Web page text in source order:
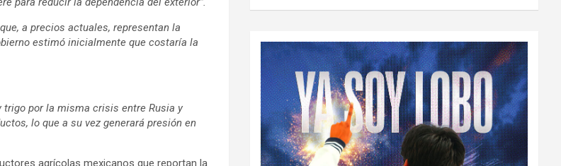
a precios actuales, representan la
estimó inicialmente que costaría la
trigo por la misma crisis entre Rusia y
lo que a su vez generará presión en
agrícolas mexicanos que reportan la